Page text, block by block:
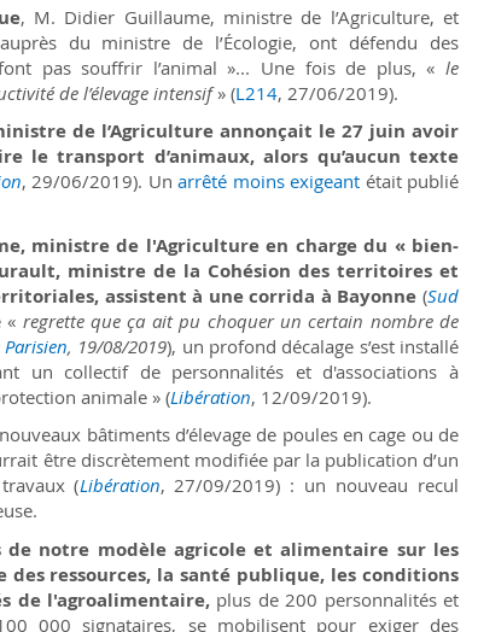
, M. Didier Guillaume, ministre de l’Agriculture, et
du ministre de l’Écologie, ont défendu des
pas souffrir l’animal »... Une fois de plus, « le
de l’élevage intensif» (L214, 27/06/2019).
de l’Agriculture annonçait le 27 juin avoir
le transport d’animaux, alors qu’aucun texte
, 29/06/2019). Un arrêté moins exigeant était publié
ministre de l'Agriculture en charge du « bien-
ministre de la Cohésion des territoires et
assistent à une corrida à Bayonne (Sud
« regrette que ça ait pu choquer un certain nombre de
Parisien, 19/08/2019), un profond décalage s’est installé
un collectif de personnalités et d'associations à
animale » (Libération, 12/09/2019).
bâtiments d’élevage de poules en cage ou de
être discrètement modifiée par la publication d’un
(Libération, 27/09/2019) : un nouveau recul
de notre modèle agricole et alimentaire sur les
ressources, la santé publique, les conditions
de l'agroalimentaire, plus de 200 personnalités et
000 signataires, se mobilisent pour exiger des